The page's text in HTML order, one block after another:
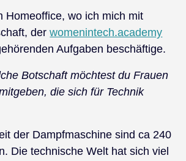
Homeoffice, wo ich mich mit
derwomenintech.academy
Aufgaben beschäftige.
Botschaft möchtest du Frauen
die sich für Technik
der Dampfmaschine sind ca 240
Die technische Welt hat sich viel